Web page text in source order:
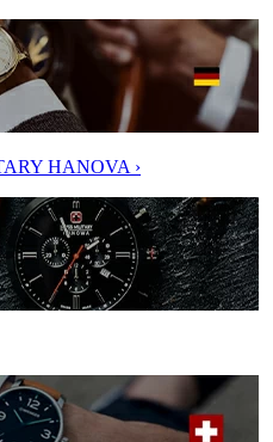
HANOVA ›